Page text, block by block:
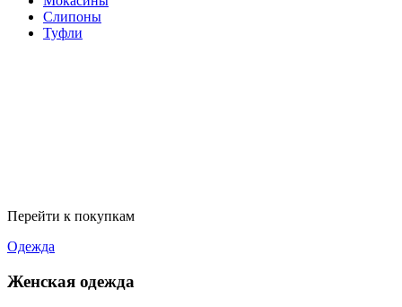
Слипоны
Туфли
Перейти к покупкам
Одежда
Женская одежда